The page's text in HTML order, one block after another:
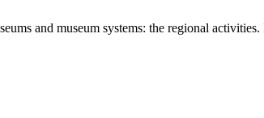
and museum systems: the regional